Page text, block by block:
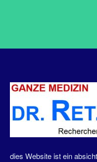
dies Website ist ein